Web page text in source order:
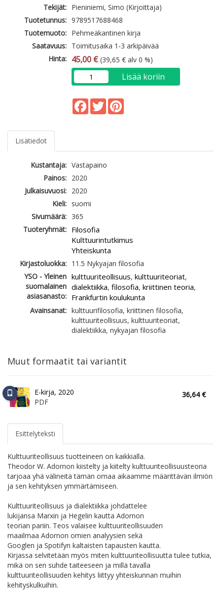
Tekijät: Pieniniemi, Simo (Kirjoittaja)
Tuotetunnus: 9789517688468
Tuotemuoto: Pehmeäkantinen kirja
Saatavuus: Toimitusaika 1-3 arkipäivää
Hinta: 45,00 € (39,65 € alv 0 %)
Lisää koriin
Facebook
Twitter
Lisätiedot
Kustantaja: Vastapaino
Painos: 2020
Julkaisuvuosi: 2020
Kieli: suomi
Sivumäärä: 365
Tuoteryhmät: Filosofia
Kulttuurintutkimus
Yhteiskunta
Kirjastoluokka: 11.5 Nykyajan filosofia
YSO - Yleinen
suomalainen
asiasanasto:
kulttuuriteollisuus, kulttuuriteoriat,
dialektiikka, filosofia, kriittinen teoria,
Frankfurtin koulukunta
Avainsanat: kulttuurifilosofia, kriittinen filosofia,
kulttuuriteollisuus, kulttuuriteoriat,
dialektiikka, nykyajan filosofia
Muut formaatit tai variantit
E-kirja, 2020
PDF
36,64 €
Esittelyteksti
Kulttuuriteollisuus tuotteineen on kaikkialla.
Theodor W. Adornon kiistelty ja kiitelty kulttuuriteollisuusteoria
tarjoaa yhä välineitä tämän omaa aikaamme määrittävän ilmiön
ja sen kehityksen ymmärtämiseen.
Kulttuuriteollisuus ja dialektiikka johdattelee
lukijansa Marxin ja Hegelin kautta Adornon
teorian pariin. Teos valaisee kulttuuriteollisuuden
maailmaa Adornon omien analyysien sekä
Googlen ja Spotifyn kaltaisten tapausten kautta.
Kirjassa selvitetään myös miten kulttuuriteollisuutta tulee tutkia,
mikä on sen suhde taiteeseen ja millä tavalla
kulttuuriteollisuuden kehitys liittyy yhteiskunnan muihin
kehityskulkuihin.